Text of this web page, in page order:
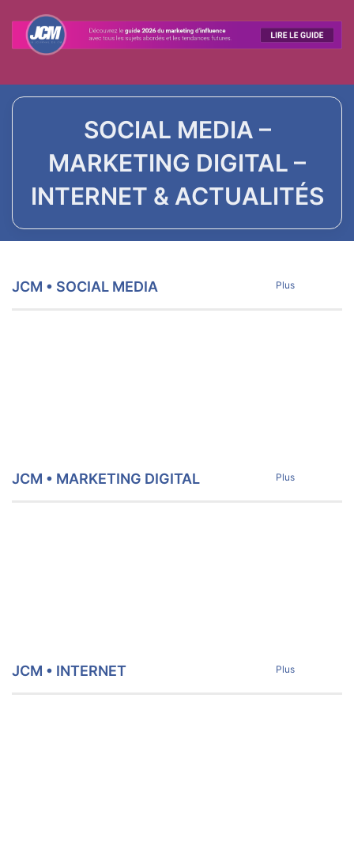
SOCIAL MEDIA –
MARKETING DIGITAL –
INTERNET & ACTUALITÉS
JCM • SOCIAL MEDIA Plus
JCM • MARKETING DIGITAL Plus
JCM • INTERNET Plus